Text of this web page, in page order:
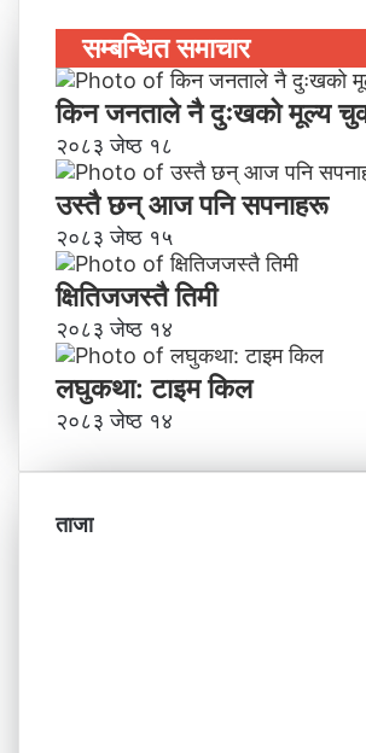
सम्बन्धित समाचार
किन जनताले नै दुःखको मूल्य
२०८३ जेष्ठ १८
उस्तै छन् आज पनि सपनाहरू
२०८३ जेष्ठ १५
क्षितिजजस्तै तिमी
२०८३ जेष्ठ १४
लघुकथा: टाइम किल
२०८३ जेष्ठ १४
ताजा